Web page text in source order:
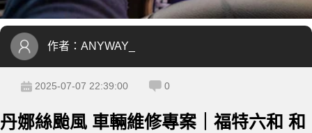
作者： ANYWAY_
2025-07-07 22:39:00 0
丹娜絲颱風 車輛維修專案｜福特六和 和